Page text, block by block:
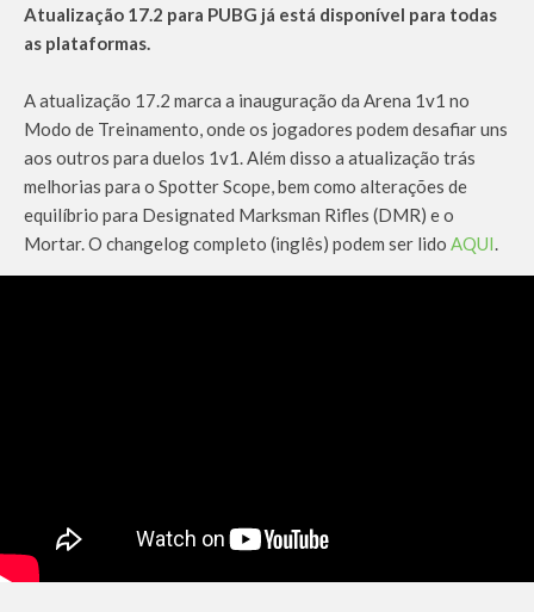
Atualização 17.2 para PUBG já está disponível para todas
as plataformas.
A atualização 17.2 marca a inauguração da Arena 1v1 no
Modo de Treinamento, onde os jogadores podem desafiar uns
aos outros para duelos 1v1. Além disso a atualização trás
melhorias para o Spotter Scope, bem como alterações de
equilíbrio para Designated Marksman Rifles (DMR) e o
Mortar. O changelog completo (inglês) podem ser lido AQUI.